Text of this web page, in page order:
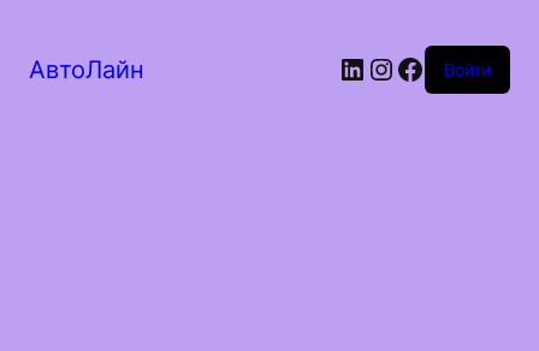
АвтоЛайн LinkedIn
Instagram
Facebook
Войти